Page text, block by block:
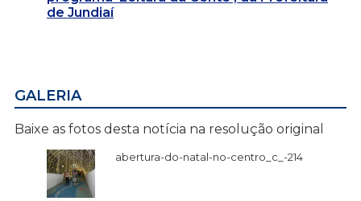
de Jundiaí
GALERIA
Baixe as fotos desta notícia na resolução original
abertura-do-natal-no-centro_c_-214